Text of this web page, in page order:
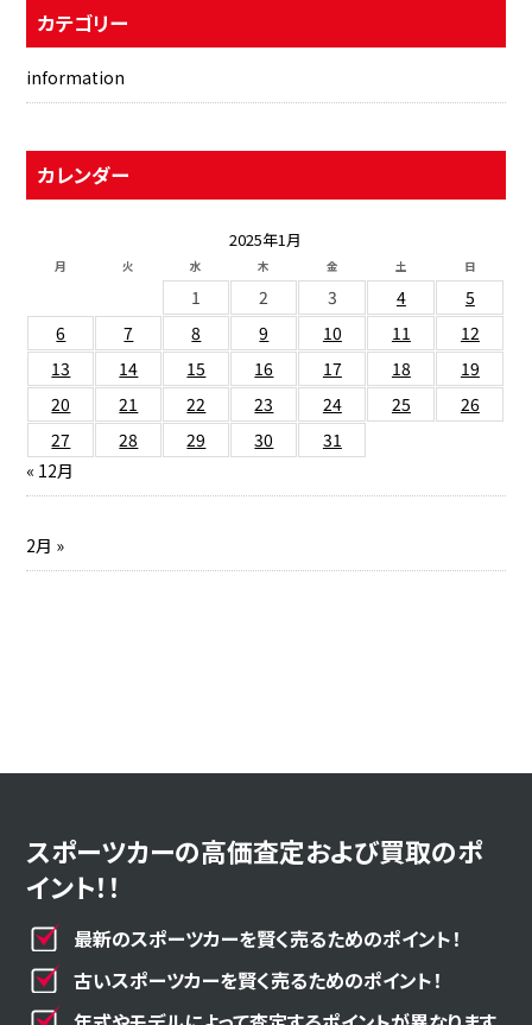
カテゴリー
information
カレンダー
2025年1月
月 火 水 木 金 土 日
1 2 3 4
5
6
7 8 9 10 11
12
13
14 15 16 17 18
19
20
21 22 23 24 25
26
27
28 29 30
31
« 12月
2月 »
スポーツカーの高価査定および買取のポ
イント！！
最新のスポーツカーを賢く売るためのポイント！
古いスポーツカーを賢く売るためのポイント！